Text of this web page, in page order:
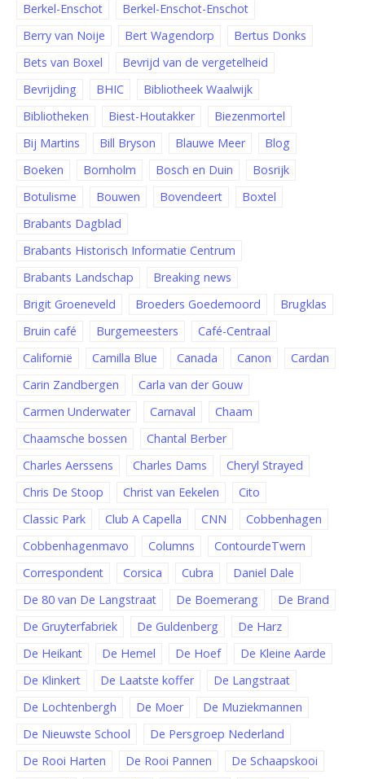
Berkel-Enschot
Berkel-Enschot-Enschot
Berry van Noije
Bert Wagendorp
Bertus Donks
Bets van Boxel
Bevrijd van de vergetelheid
Bevrijding
BHIC
Bibliotheek Waalwijk
Bibliotheken
Biest-Houtakker
Biezenmortel
Bij Martins
Bill Bryson Blauwe Meer
Blog
Boeken
Bornholm Bosch en Duin
Bosrijk
Botulisme
Bouwen Bovendeert
Boxtel
Brabants Dagblad
Brabants Historisch Informatie Centrum
Brabants Landschap
Breaking news
Brigit Groeneveld
Broeders Goedemoord
Brugklas
Bruin café
Burgemeesters
Café-Centraal
Californië
Camilla Blue Canada Canon
Cardan
Carin Zandbergen
Carla van der Gouw
Carmen Underwater
Carnaval
Chaam
Chaamsche bossen
Chantal Berber
Charles Aerssens
Charles Dams
Cheryl Strayed
Chris De Stoop
Christ van Eekelen
Cito
Classic Park
Club A Capella CNN
Cobbenhagen
Cobbenhagenmavo
Columns
ContourdeTwern
Correspondent
Corsica Cubra
Daniel Dale
De 80 van De Langstraat
De Boemerang
De Brand
De Gruyterfabriek
De Guldenberg
De Harz
De Heikant
De Hemel De Hoef
De Kleine Aarde
De Klinkert
De Laatste koffer
De Langstraat
De Lochtenbergh
De Moer
De Muziekmannen
De Nieuwste School
De Persgroep Nederland
De Rooi Harten
De Rooi Pannen
De Schaapskooi